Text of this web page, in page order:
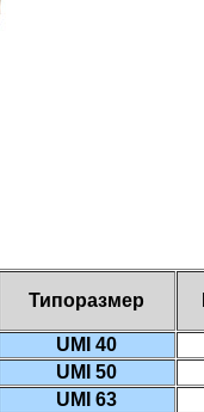
Типоразмер
UMI 40
UMI 50
UMI 63